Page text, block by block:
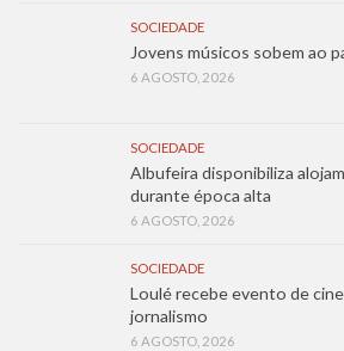
SOCIEDADE
Jovens músicos sobem ao
6 AGOSTO, 2026
SOCIEDADE
Albufeira disponibiliza
durante época alta
6 AGOSTO, 2026
SOCIEDADE
Loulé recebe evento de
jornalismo
6 AGOSTO, 2026